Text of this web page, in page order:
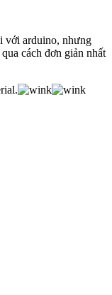
với arduino, nhưng
cách đơn giản nhất